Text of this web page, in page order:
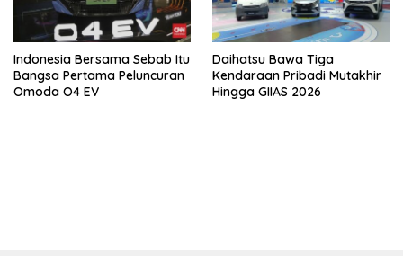
Indonesia Bersama Sebab Itu
Bangsa Pertama Peluncuran
Omoda O4 EV
Daihatsu Bawa Tiga
Kendaraan Pribadi Mutakhir
Hingga GIIAS 2026